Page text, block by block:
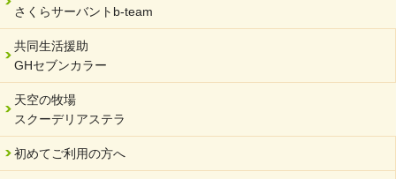
さくらサーバントb-team
共同生活援助
GHセブンカラー
天空の牧場
スクーデリアステラ
初めてご利用の方へ